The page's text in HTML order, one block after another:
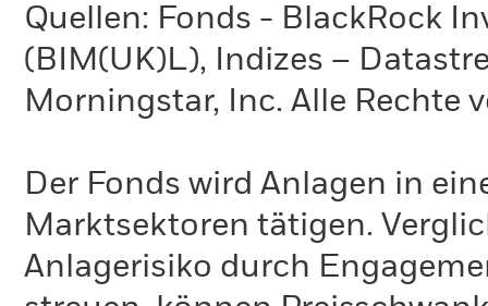
Quellen: Fonds - BlackRock
(BIM(UK)L), Indizes –
Morningstar, Inc. Alle Rechte
Der Fonds wird Anlagen in
Marktsektoren tätigen.
Anlagerisiko durch